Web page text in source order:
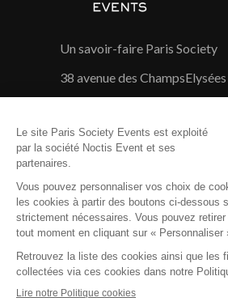
Un savoir-faire Paris Society
38 avenue des
Suivez notre actualité sur :
Mentions Légales
Politique cookies
Politique de protection de
Paramétrer les cookies